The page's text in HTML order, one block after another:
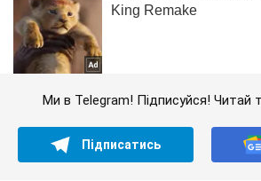
Ми в Telegram! Підписуйся! Читай
Підписатись